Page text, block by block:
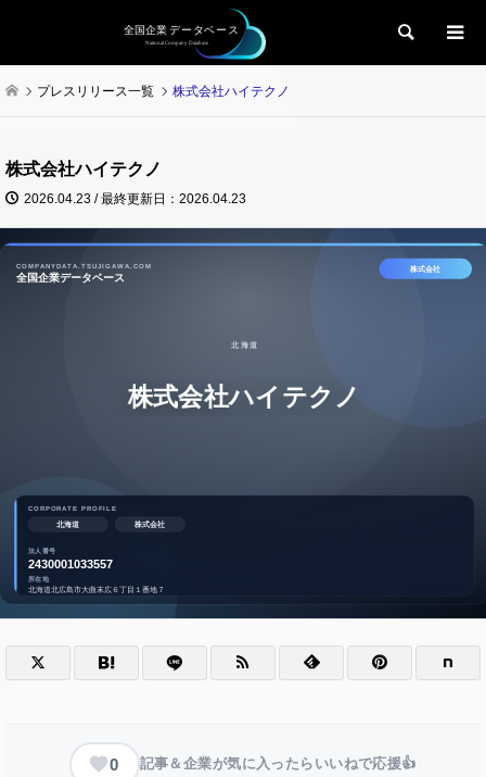
検索
プレスリリース一覧 株式会社ハイテクノ
株式会社ハイテクノ
2026.04.23 / 最終更新日：2026.04.23
0 記事＆企業が気に入ったらいいねで応援👍